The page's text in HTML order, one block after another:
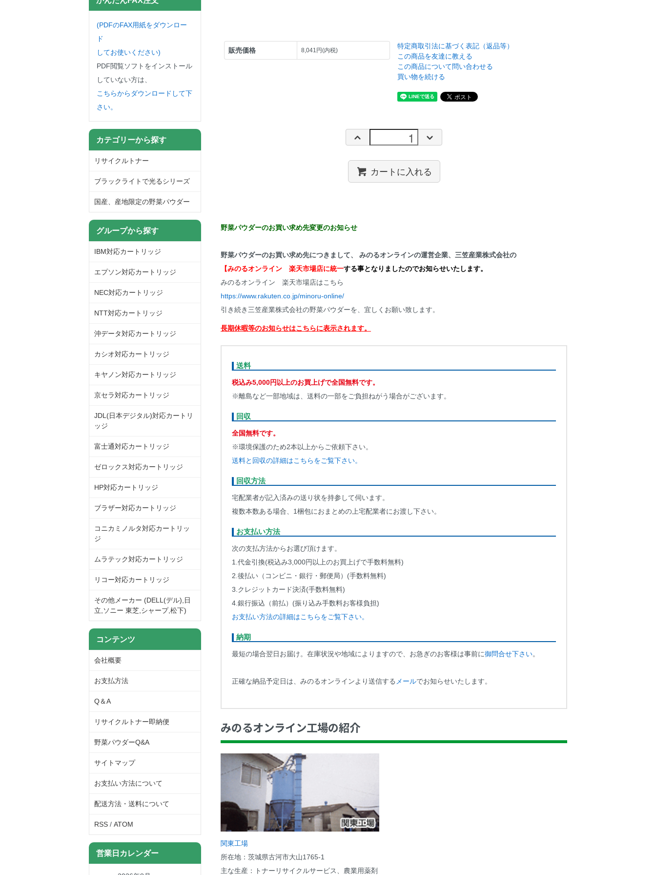
販売価格 8,041円(内税)
特定商取引法に基づく表記（返品等）
この商品を友達に教える
この商品について問い合わせる
買い物を続ける
カートに入れる
野菜パウダーのお買い求め先変更のお知らせ
野菜パウダーのお買い求め先につきまして、 みのるオンラインの運営企業、三笠産業株式会社の
【みのるオンライン 楽天市場店に統一する事となりましたのでお知らせいたします。
みのるオンライン 楽天市場店はこちら
https://www.rakuten.co.jp/minoru-online/
引き続き三笠産業株式会社の野菜パウダーを、宜しくお願い致します。
長期休暇等のお知らせはこちらに表示されます。
送料
税込み5,000円以上のお買上げで全国無料です。
※離島など一部地域は、送料の一部をご負担ねがう場合がございます。
回収
全国無料です。
※環境保護のため2本以上からご依頼下さい。
送料と回収の詳細はこちらをご覧下さい。
回収方法
宅配業者が記入済みの送り状を持参して伺います。
複数本数ある場合、1梱包におまとめの上宅配業者にお渡し下さい。
お支払い方法
次の支払方法からお選び頂けます。
1.代金引換(税込み3,000円以上のお買上げで手数料無料)
2.後払い（コンビニ・銀行・郵便局）(手数料無料)
3.クレジットカード決済(手数料無料)
4.銀行振込（前払）(振り込み手数料お客様負担)
お支払い方法の詳細はこちらをご覧下さい。
納期
最短の場合翌日お届け。在庫状況や地域によりますので、お急ぎのお客様は事前に御問合せ下さい。
正確な納品予定日は、みのるオンラインより送信する メールでお知らせいたします。
みのるオンライン工場の紹介
関東工場
所在地：茨城県古河市大山1765-1
主な生産：トナーリサイクルサービス、農業用薬剤
(PDFのFAX用紙をダウンロー
ド
してお使いください)
PDF閲覧ソフトをインストール
していない方は、
こちらからダウンロードして下
さい。
カテゴリーから探す
リサイクルトナー
ブラックライトで光るシリーズ
国産、産地限定の野菜パウダー
グループから探す
IBM対応カートリッジ
エプソン対応カートリッジ
NEC対応カートリッジ
NTT対応カートリッジ
沖データ対応カートリッジ
カシオ対応カートリッジ
キヤノン対応カートリッジ
京セラ対応カートリッジ
JDL(日本デジタル)対応カートリ
ッジ
富士通対応カートリッジ
ゼロックス対応カートリッジ
HP対応カートリッジ
ブラザー対応カートリッジ
コニカミノルタ対応カートリッ
ジ
ムラテック対応カートリッジ
リコー対応カートリッジ
その他メーカー (DELL(デル),日
立,ソニー 東芝,シャープ,松下)
コンテンツ
会社概要
お支払方法
Q＆A
リサイクルトナー即納便
野菜パウダーQ&A
サイトマップ
お支払い方法について
配送方法・送料について
RSS / ATOM
営業日カレンダー